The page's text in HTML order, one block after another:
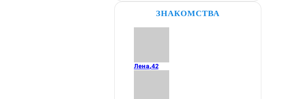
ЗНАКОМСТВА
Лена,42